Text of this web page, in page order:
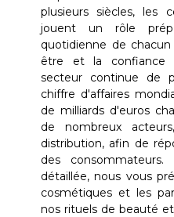
plusieurs siècles, les
jouent un rôle
quotidienne de
être et la confiance
secteur continue de
chiffre d'affaires
de milliards d'euros
de nombreux
distribution, afin de
des
détaillée, nous vous
cosmétiques et les
nos rituels de beauté